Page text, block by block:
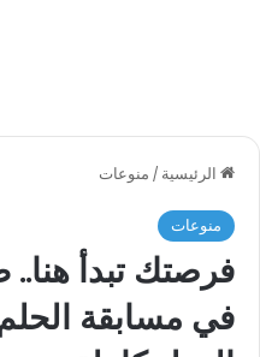
الرئيسية / منوعات
منوعات
فرصتك تبدأ هنا..